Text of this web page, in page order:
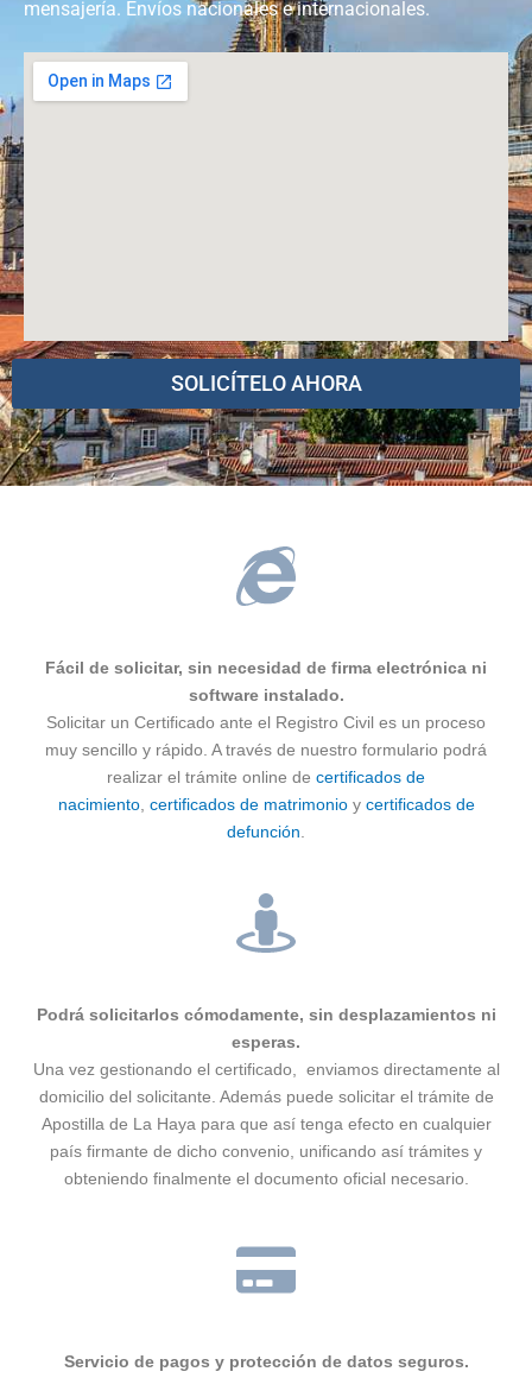
mensajería. Envíos nacionales e internacionales.
SOLICÍTELO AHORA
Fácil de solicitar, sin necesidad de firma electrónica ni
software instalado.
Solicitar un Certificado ante el Registro Civil es un proceso
muy sencillo y rápido. A través de nuestro formulario podrá
realizar el trámite online de certificados de
nacimiento, certificados de matrimonioy certificados de
defunción
Podrá solicitarlos cómodamente, sin desplazamientos ni
esperas.
Una vez gestionando el certificado, enviamos directamente al
domicilio del solicitante. Además puede solicitar el trámite de
Apostilla de La Haya para que así tenga efecto en cualquier
país firmante de dicho convenio, unificando así trámites y
obteniendo finalmente el documento oficial necesario.
Servicio de pagos y protección de datos seguros.